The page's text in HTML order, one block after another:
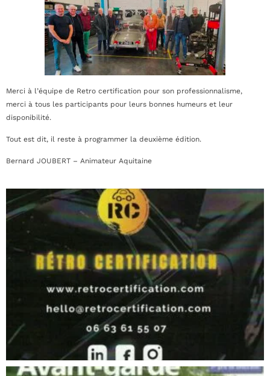
Merci à l’équipe de Retro certification pour son professionnalisme,
merci à tous les participants pour leurs bonnes humeurs et leur
disponibilité.
Tout est dit, il reste à programmer la deuxième édition.
Bernard JOUBERT – Animateur Aquitaine